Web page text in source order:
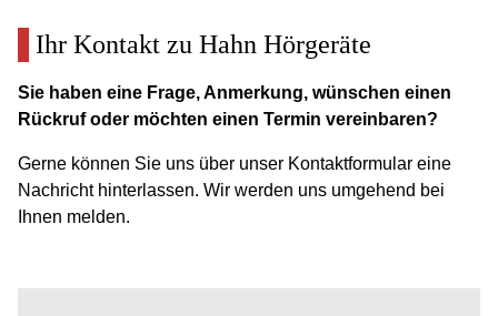
Ihr Kontakt zu Hahn Hörgeräte
Sie haben eine Frage, Anmerkung, wünschen einen
Rückruf oder möchten einen Termin vereinbaren?
Gerne können Sie uns über unser Kontaktformular eine
Nachricht hinterlassen. Wir werden uns umgehend bei
Ihnen melden.